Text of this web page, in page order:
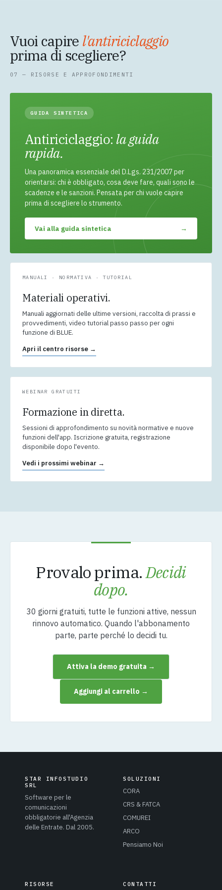
comunicazioni come CORA (Anagrafe Rapporti) o le
estrazioni di adeguata verifica.
Vuoi capire l'antiriciclaggio
prima di scegliere?
07 — RISORSE E APPROFONDIMENTI
GUIDA SINTETICA
Antiriciclaggio: la guida
rapida.
Una panoramica essenziale del D.Lgs. 231/2007 per
orientarsi: chi è obbligato, cosa deve fare, quali sono le
scadenze e le sanzioni. Pensata per chi vuole capire
prima di scegliere lo strumento.
Vai alla guida sintetica →
MANUALI · NORMATIVA · TUTORIAL
Materiali operativi.
Manuali aggiornati delle ultime versioni, raccolta di prassi e
provvedimenti, video tutorial passo passo per ogni
funzione di BLUE.
Apri il centro risorse →
WEBINAR GRATUITI
Formazione in diretta.
Sessioni di approfondimento su novità normative e nuove
funzioni dell'app. Iscrizione gratuita, registrazione
disponibile dopo l'evento.
Vedi i prossimi webinar →
Provalo prima.Decidi
dopo.
30 giorni gratuiti, tutte le funzioni attive, nessun
rinnovo automatico. Quando l'abbonamento
parte, parte perché lo decidi tu.
Attiva la demo gratuita →
Aggiungi al carrello →
STAR INFOSTUDIO
SRL
Software per le
comunicazioni
obbligatorie all'Agenzia
delle Entrate. Dal 2005.
SOLUZIONI
CORA
CRS & FATCA
COMUREI
ARCO
Pensiamo Noi
RISORSE CONTATTI